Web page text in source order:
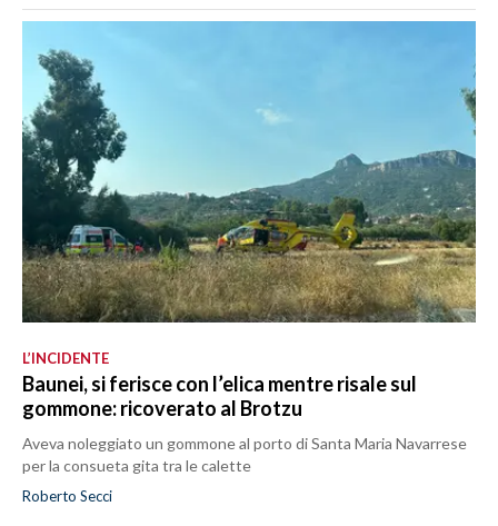
L’INCIDENTE
Baunei, si ferisce con l’elica mentre risale sul
gommone: ricoverato al Brotzu
Aveva noleggiato un gommone al porto di Santa Maria Navarrese
per la consueta gita tra le calette
Roberto Secci